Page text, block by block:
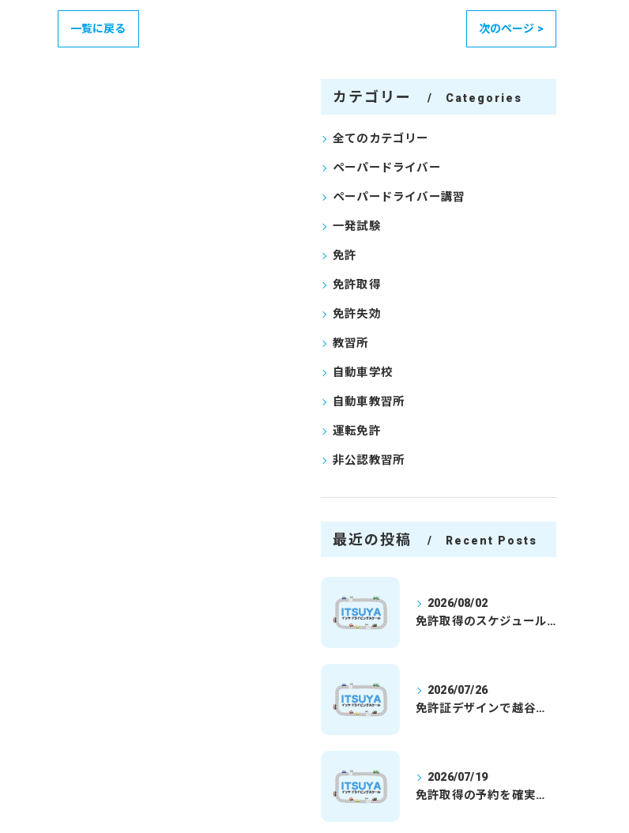
一覧に戻る 次のページ >
カテゴリー Categories
全てのカテゴリー
ペーパードライバー
ペーパードライバー講習
一発試験
免許
免許取得
免許失効
教習所
自動車学校
自動車教習所
運転免許
非公認教習所
最近の投稿 Recent Posts
2026/08/02
免許取得のスケジュールを徹底解説学生社会人の通学合宿別プランで最短取得のコツ
2026/07/26
免許証デザインで越谷市愛を表現する埼玉県さいたま市越谷市の免許取得完全ガイド
2026/07/19
免許取得の予約を確実に取るための最新ガイドと一発試験合格の実践法